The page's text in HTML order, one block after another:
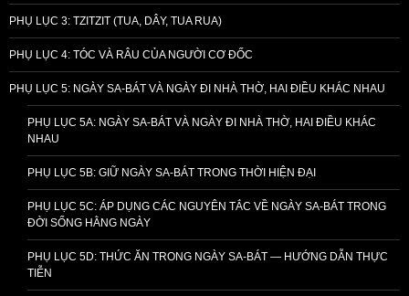
PHỤ LỤC 3: TZITZIT (TUA, DÂY, TUA RUA)
PHỤ LỤC 4: TÓC VÀ RÂU CỦA NGƯỜI CƠ ĐỐC
PHỤ LỤC 5: NGÀY SA-BÁT VÀ NGÀY ĐI NHÀ THỜ, HAI ĐIỀU KHÁC NHAU
PHỤ LỤC 5A: NGÀY SA-BÁT VÀ NGÀY ĐI NHÀ THỜ, HAI ĐIỀU KHÁC
NHAU
PHỤ LỤC 5B: GIỮ NGÀY SA-BÁT TRONG THỜI HIỆN ĐẠI
PHỤ LỤC 5C: ÁP DỤNG CÁC NGUYÊN TẮC VỀ NGÀY SA-BÁT TRONG
ĐỜI SỐNG HẰNG NGÀY
PHỤ LỤC 5D: THỨC ĂN TRONG NGÀY SA-BÁT — HƯỚNG DẪN THỰC
TIỄN